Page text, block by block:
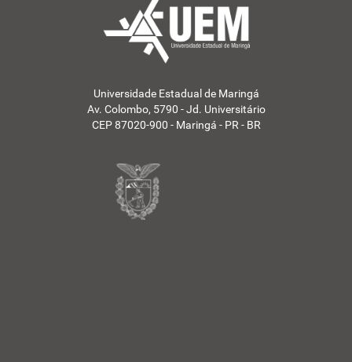
Universidade Estadual de Maringá
Av. Colombo, 5790 - Jd. Universitário
CEP 87020-900 - Maringá - PR - BR